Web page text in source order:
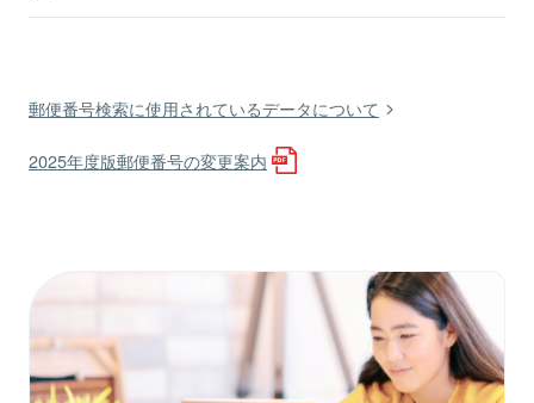
郵便番号検索に使用されているデータについて
2025年度版郵便番号の変更案内